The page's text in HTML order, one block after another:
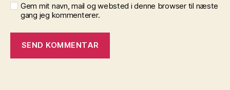
Gem mit navn, mail og websted i denne browser til næste
gang jeg kommenterer.